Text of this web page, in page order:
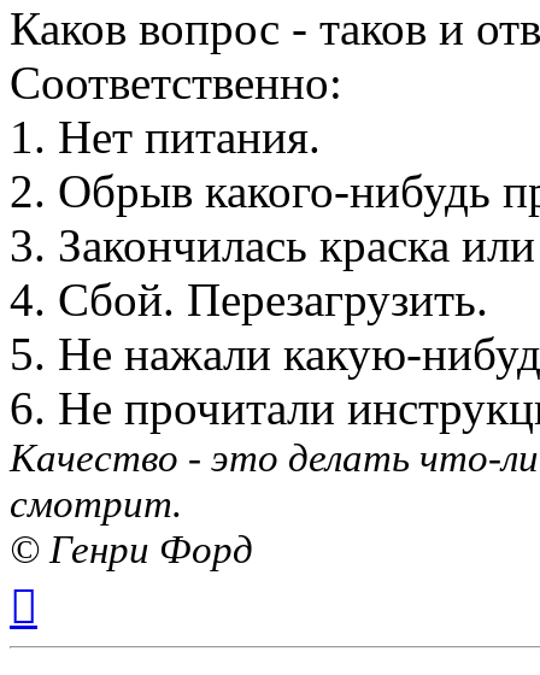
Каков вопрос - таков и
Соответственно:
1. Нет питания.
2. Обрыв какого-нибудь
3. Закончилась краска
4. Сбой. Перезагрузить.
5. Не нажали какую-
6. Не прочитали
Качество - это делать что-
смотрит.
© Генри Форд
началу